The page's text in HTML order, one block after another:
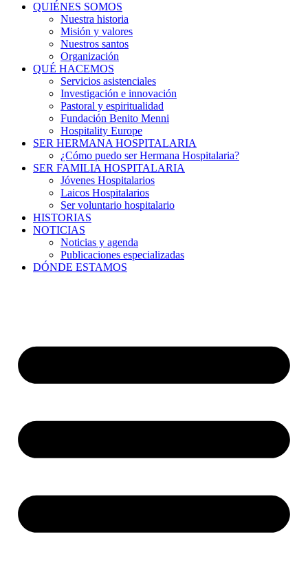
QUIÉNES SOMOS
Nuestra historia
Misión y valores
Nuestros santos
Organización
QUÉ HACEMOS
Servicios asistenciales
Investigación e innovación
Pastoral y espiritualidad
Fundación Benito Menni
Hospitality Europe
SER HERMANA HOSPITALARIA
¿Cómo puedo ser Hermana Hospitalaria?
SER FAMILIA HOSPITALARIA
Jóvenes Hospitalarios
Laicos Hospitalarios
Ser voluntario hospitalario
HISTORIAS
NOTICIAS
Noticias y agenda
Publicaciones especializadas
DÓNDE ESTAMOS